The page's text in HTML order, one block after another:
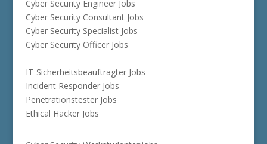
Cyber Security Engineer Jobs
Cyber Security Consultant Jobs
Cyber Security Specialist Jobs
Cyber Security Officer Jobs
IT-Sicherheitsbeauftragter Jobs
Incident Responder Jobs
Penetrationstester Jobs
Ethical Hacker Jobs